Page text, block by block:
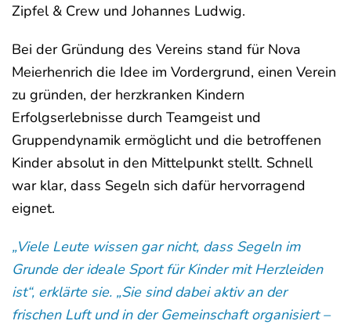
Zipfel & Crew und Johannes Ludwig.
Bei der Gründung des Vereins stand für Nova
Meierhenrich die Idee im Vordergrund, einen Verein
zu gründen, der herzkranken Kindern
Erfolgserlebnisse durch Teamgeist und
Gruppendynamik ermöglicht und die betroffenen
Kinder absolut in den Mittelpunkt stellt. Schnell
war klar, dass Segeln sich dafür hervorragend
eignet.
„Viele Leute wissen gar nicht, dass Segeln im
Grunde der ideale Sport für Kinder mit Herzleiden
ist“, erklärte sie. „Sie sind dabei aktiv an der
frischen Luft und in der Gemeinschaft organisiert –